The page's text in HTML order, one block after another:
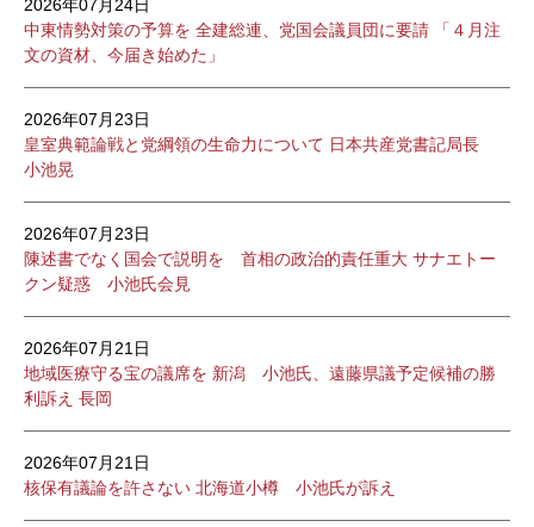
2026年07月24日
中東情勢対策の予算を 全建総連、党国会議員団に要請 「４月注
文の資材、今届き始めた」
2026年07月23日
皇室典範論戦と党綱領の生命力について 日本共産党書記局長
小池晃
2026年07月23日
陳述書でなく国会で説明を 首相の政治的責任重大 サナエトー
クン疑惑 小池氏会見
2026年07月21日
地域医療守る宝の議席を 新潟 小池氏、遠藤県議予定候補の勝
利訴え 長岡
2026年07月21日
核保有議論を許さない 北海道小樽 小池氏が訴え